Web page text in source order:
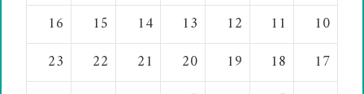
10
11
12
13
14
15
16
17
18
19
20
21
22
23